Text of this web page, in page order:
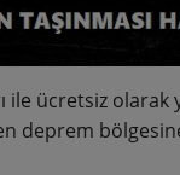
ücretsiz olarak
deprem